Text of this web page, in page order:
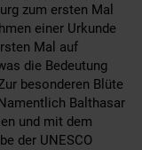
zum ersten Mal
einer Urkunde
Mal auf
die Bedeutung
besonderen Blüte
Balthasar
und mit dem
der UNESCO